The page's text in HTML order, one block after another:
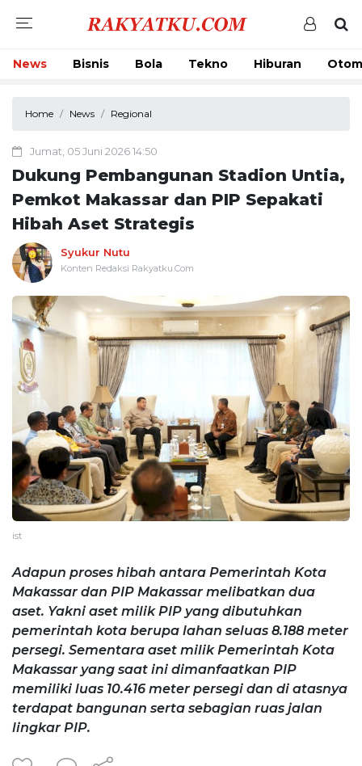
News Bisnis Bola Tekno Hiburan
Home News Regional
Jumat, 05 Juni 2026 14:50
Dukung Pembangunan Stadion Untia,
Pemkot Makassar dan PIP Sepakati
Hibah Aset Strategis
Syukur Nutu
Konten Redaksi Rakyatku.Com
ist
Adapun proses hibah antara Pemerintah Kota
Makassar dan PIP Makassar melibatkan dua
aset. Yakni aset milik PIP yang dibutuhkan
pemerintah kota berupa lahan seluas 8.188 meter
persegi. Sementara aset milik Pemerintah Kota
Makassar yang saat ini dimanfaatkan PIP
memiliki luas 10.416 meter persegi dan di atasnya
terdapat bangunan serta sebagian ruas jalan
lingkar PIP.